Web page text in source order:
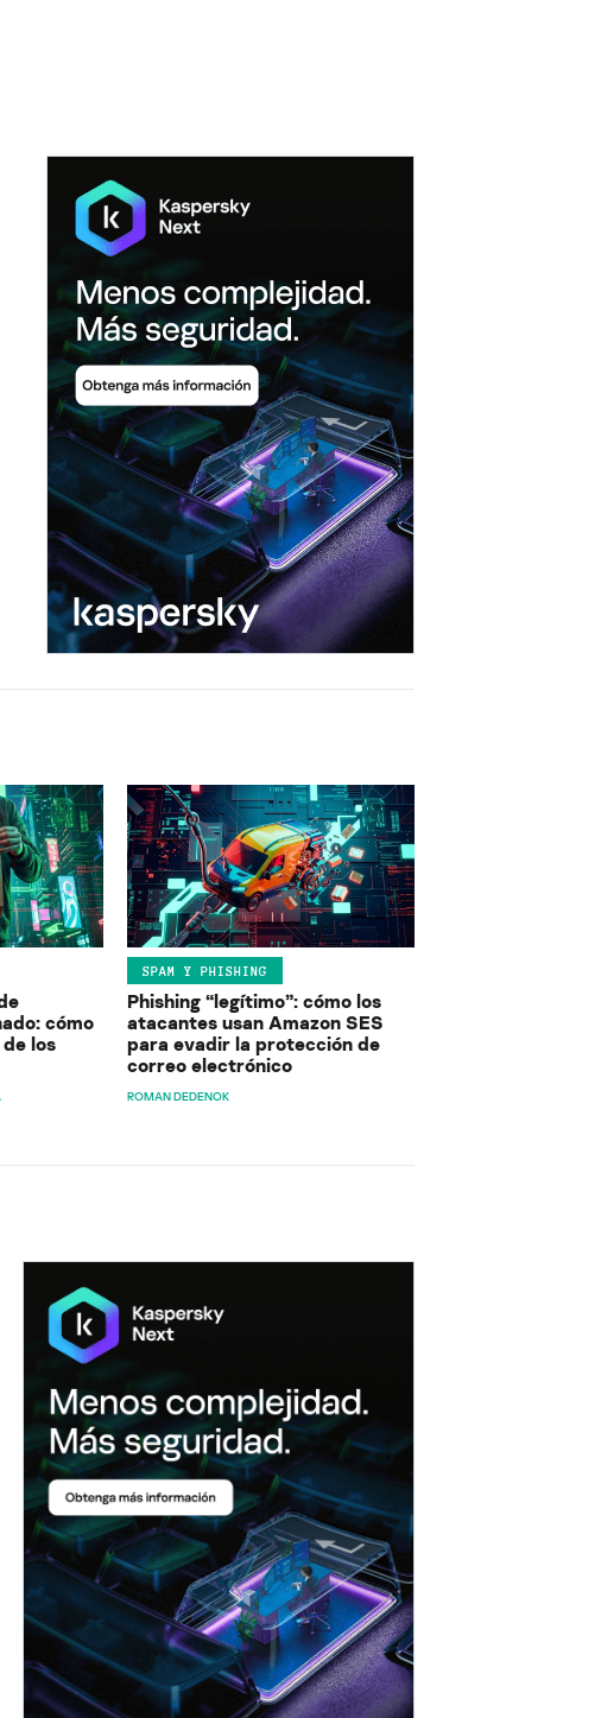
cómo
los
SPAM Y PHISHING
Phishing “legítimo”: cómo los
atacantes usan Amazon SES
para evadir la protección de
correo electrónico
ROMAN DEDENOK